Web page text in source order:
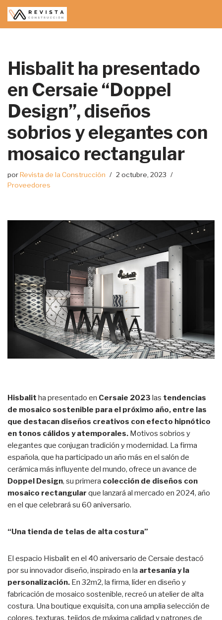
Saltar
Hisbalit ha presentado
en Cersaie “Doppel
Design”, diseños
sobrios y elegantes con
mosaico rectangular
porRevista de la Construcción
2 octubre, 2023
Proveedores
Hisbalit ha presentado en Cersaie 2023 las tendencias
de mosaico sostenible para el próximo año, entre las
que destacan diseños creativos con efecto hipnótico
en tonos cálidos y atemporales. Motivos sobrios y
elegantes que conjugan tradición y modernidad. La firma
española, que ha participado un año más en el salón de
cerámica más influyente del mundo, ofrece un avance de
Doppel Design, su primera colección de diseños con
mosaico rectangular que lanzará al mercado en 2024, año
en el que celebrará su 60 aniversario.
“Una tienda de telas de alta costura”
El espacio Hisbalit en el 40 aniversario de Cersaie destacó
por su innovador diseño, inspirado en la artesanía y la
personalización. En 32m2, la firma, líder en diseño y
fabricación de mosaico sostenible, recreó un atelier de alta
costura. Una boutique exquisita, con una amplia selección de
colores, texturas, tejidos de máxima calidad y patrones de